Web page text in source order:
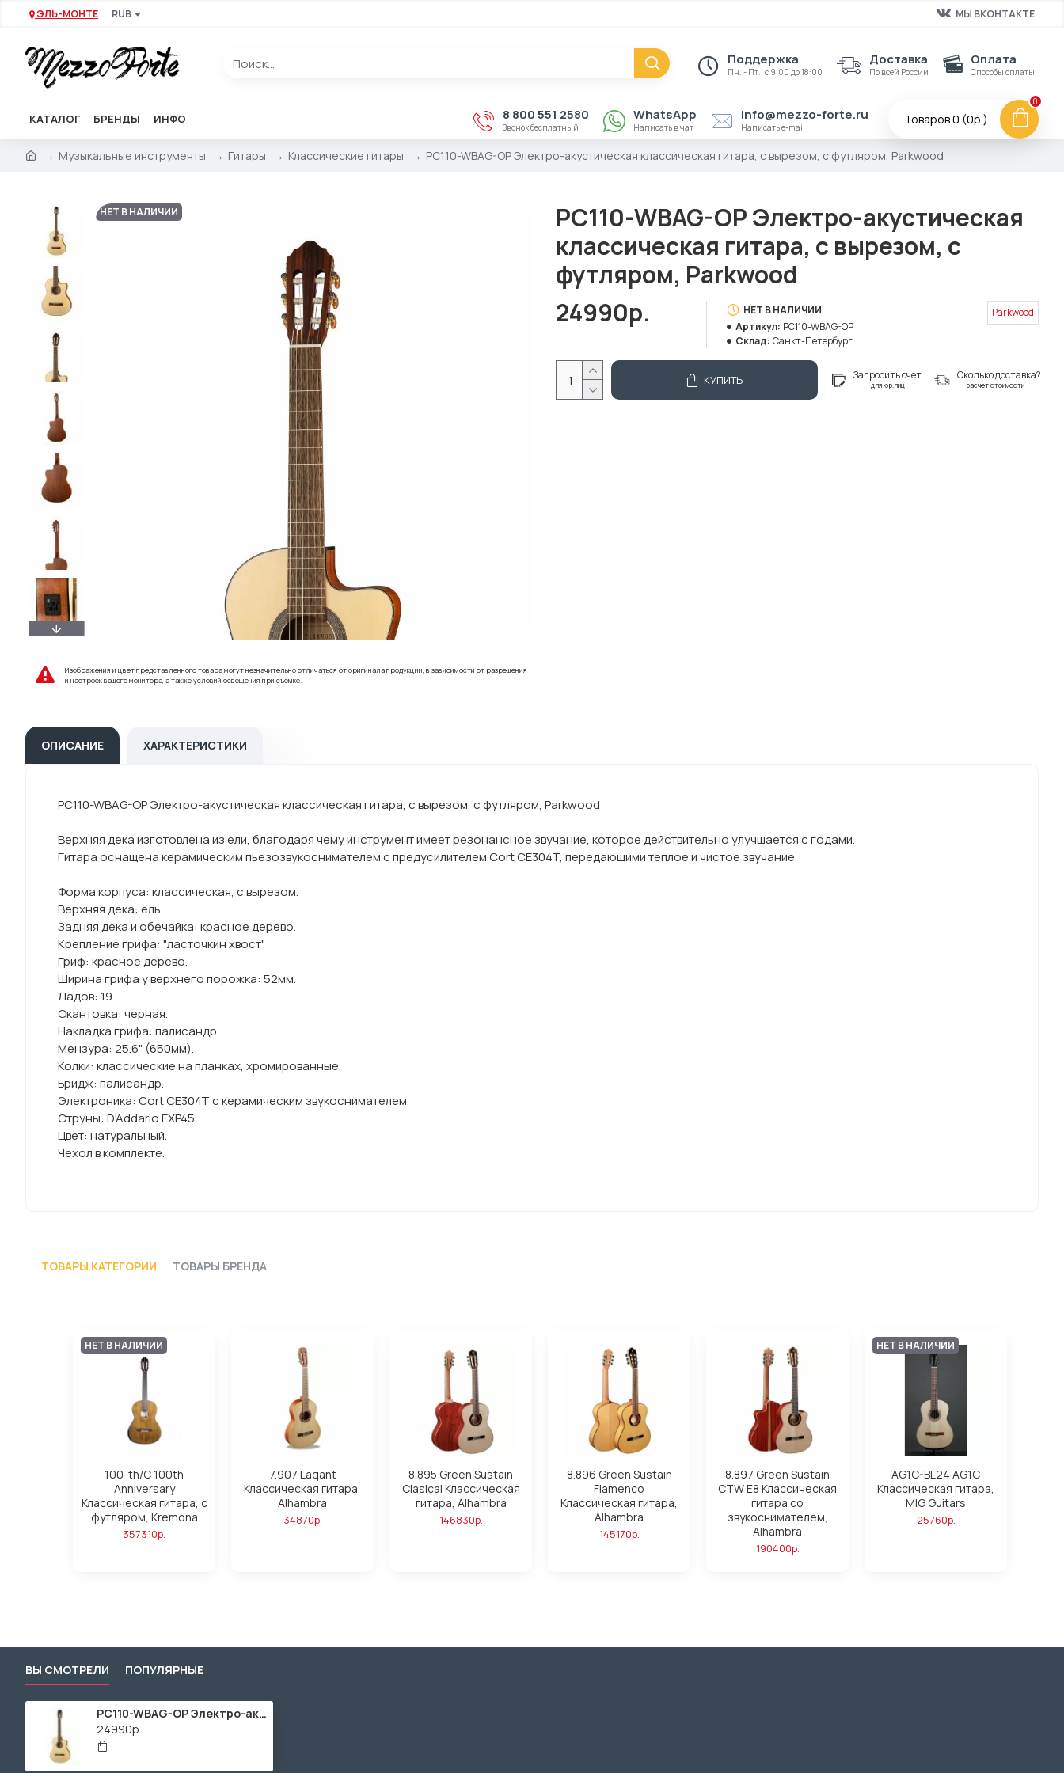
ЭЛЬ-МОНТЕ RUB МЫ ВКОНТАКТЕ
Поддержка
Пн. - Пт.: с 9:00 до 18:00
Доставка
По всей России
Оплата
Способы оплаты
КАТАЛОГ БРЕНДЫ ИНФО 8 800 551 2580
Звонок бесплатный
WhatsApp
Написать в чат
info@mezzo-forte.ru
Написать e-mail
Товаров 0 (0р.)
0
Музыкальные инструменты Гитары Классические гитары PC110-WBAG-OP Электро-акустическая классическая гитара, с вырезом, с футляром, Parkwood
НЕТ В НАЛИЧИИ
Изображения и цвет представленного товара могут незначительно отличаться от оригинала продукции, в зависимости от разрешения
и настроек вашего монитора, а также условий освещения при съемке.
PC110-WBAG-OP Электро-акустическая
классическая гитара, с вырезом, с
футляром, Parkwood
24990р.
НЕТ В НАЛИЧИИ
Артикул: PC110-WBAG-OP
Склад: Санкт-Петербург
Parkwood
КУПИТЬ Запросить счет
для юр.лиц
Сколько доставка?
расчет стоимости
ОПИСАНИЕ ХАРАКТЕРИСТИКИ
PC110-WBAG-OP Электро-акустическая классическая гитара, с вырезом, с футляром, Parkwood
Верхняя дека изготовлена из ели, благодаря чему инструмент имеет резонансное звучание, которое действительно улучшается с годами.
Гитара оснащена керамическим пьезозвукоснимателем с предусилителем Cort CE304T, передающими теплое и чистое звучание.
Форма корпуса: классическая, с вырезом.
Верхняя дека: ель.
Задняя дека и обечайка: красное дерево.
Крепление грифа: "ласточкин хвост".
Гриф: красное дерево.
Ширина грифа у верхнего порожка: 52мм.
Ладов: 19.
Окантовка: черная.
Накладка грифа: палисандр.
Мензура: 25.6" (650мм).
Колки: классические на планках, хромированные.
Бридж: палисандр.
Электроника: Cort CE304T с керамическим звукоснимателем.
Струны: D'Addario EXP45.
Цвет: натуральный.
Чехол в комплекте.
ТОВАРЫ КАТЕГОРИИ ТОВАРЫ БРЕНДА
НЕТ В НАЛИЧИИ
100-th/C 100th
Anniversary
Классическая гитара, с
футляром, Kremona
357310р.
7.907 Laqant
Классическая гитара,
Alhambra
34870р.
8.895 Green Sustain
Clasical Классическая
гитара, Alhambra
146830р.
8.896 Green Sustain
Flamenco
Классическая гитара,
Alhambra
145170р.
8.897 Green Sustain
CTW E8 Классическая
гитара со
звукоснимателем,
Alhambra
190400р.
НЕТ В НАЛИЧИИ
AG1C-BL24 AG1C
Классическая гитара,
MIG Guitars
25760р.
ВЫ СМОТРЕЛИ ПОПУЛЯРНЫЕ
PC110-WBAG-OP Электро-акустическая классическая гитара, с вырезом, с футляром, Parkwood
24990р.